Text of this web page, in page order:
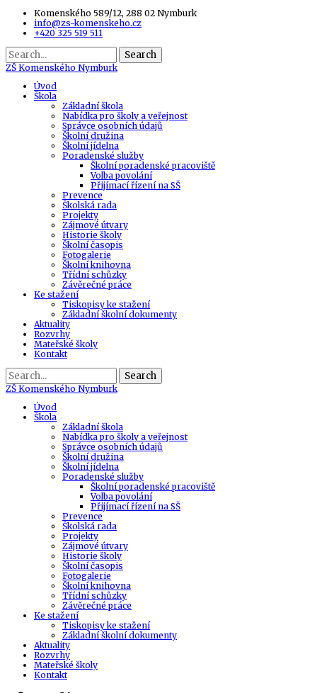
Komenského 589/12, 288 02 Nymburk
info@zs-komenskeho.cz
+420 325 519 511
Search
ZŠ Komenského Nymburk
Úvod
Škola
Základní škola
Nabídka pro školy a veřejnost
Správce osobních údajů
Školní družina
Školní jídelna
Poradenské služby
Školní poradenské pracoviště
Volba povolání
Přijímací řízení na SŠ
Prevence
Školská rada
Projekty
Zájmové útvary
Historie školy
Školní časopis
Fotogalerie
Školní knihovna
Třídní schůzky
Závěrečné práce
Ke stažení
Tiskopisy ke stažení
Základní školní dokumenty
Aktuality
Rozvrhy
Mateřské školy
Kontakt
Search
ZŠ Komenského Nymburk
Úvod
Škola
Základní škola
Nabídka pro školy a veřejnost
Správce osobních údajů
Školní družina
Školní jídelna
Poradenské služby
Školní poradenské pracoviště
Volba povolání
Přijímací řízení na SŠ
Prevence
Školská rada
Projekty
Zájmové útvary
Historie školy
Školní časopis
Fotogalerie
Školní knihovna
Třídní schůzky
Závěrečné práce
Ke stažení
Tiskopisy ke stažení
Základní školní dokumenty
Aktuality
Rozvrhy
Mateřské školy
Kontakt